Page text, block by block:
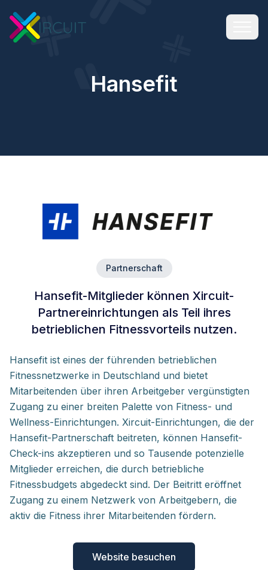
Hansefit
Partnerschaft
Hansefit-Mitglieder können Xircuit-
Partnereinrichtungen als Teil ihres
betrieblichen Fitnessvorteils nutzen.
Hansefit ist eines der führenden betrieblichen
Fitnessnetzwerke in Deutschland und bietet
Mitarbeitenden über ihren Arbeitgeber vergünstigten
Zugang zu einer breiten Palette von Fitness- und
Wellness-Einrichtungen. Xircuit-Einrichtungen, die der
Hansefit-Partnerschaft beitreten, können Hansefit-
Check-ins akzeptieren und so Tausende potenzielle
Mitglieder erreichen, die durch betriebliche
Fitnessbudgets abgedeckt sind. Der Beitritt eröffnet
Zugang zu einem Netzwerk von Arbeitgebern, die
aktiv die Fitness ihrer Mitarbeitenden fördern.
Website besuchen